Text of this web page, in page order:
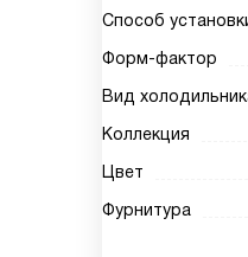
Способ
Форм-фактор
Вид
Коллекция
Цвет
Фурнитура